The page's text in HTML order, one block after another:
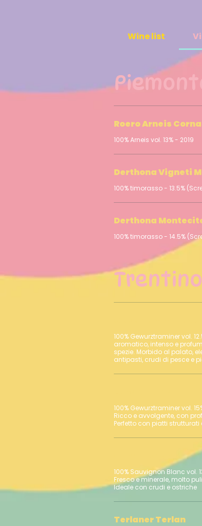
Wine list
Piemonte
Roero Arneis
100% Arneis vol. 13% - 2019
Derthona Vigneti
100% timorasso - 13.5%
Derthona
100% timorasso - 14.5%
100% Gewurztraminer vol. 12.5% - 2022
aromatico, intenso e
spezie. Morbido al palato,
100% Gewurztraminer vol.
Ricco e avvolgente, con
Perfetto con piatti
100% Sauvignon Blanc vol.
Fresco e minerale, molto
Ideale con crudi e ostriche
Terlaner Terlan